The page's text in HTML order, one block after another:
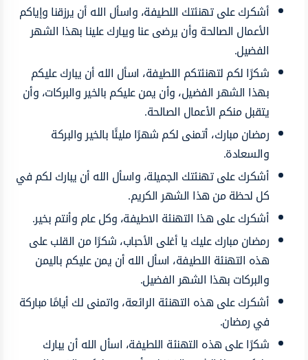
أشكرك على تهنئتك اللطيفة، واسأل الله أن يرزقنا وإياكم
الأعمال الصالحة وأن يرضى عنا ويبارك علينا بهذا الشهر
الفضيل.
شكرًا لكم لتهنئتكم اللطيفة، اسأل الله أن يبارك عليكم
بهذا الشهر الفضيل، وأن يمن عليكم بالخير والبركات، وأن
يتقبل منكم الأعمال الصالحة.
رمضان مبارك، أتمنى لكم شهرًا مليئًا بالخير والبركة
والسعادة.
أشكرك على تهنئتك الجميلة، واسأل الله أن يبارك لكم في
كل لحظة من هذا الشهر الكريم.
أشكرك على هذا التهنئة الاطيفة، وكل عام وأنتم بخير.
رمضان مبارك عليك يا أغلى الأحباب، شكرًا من القلب على
هذه التهنئة اللطيفة، اسأل الله أن يمن عليكم باليمن
والبركات بهذا الشهر الفضيل.
أشكرك على هذه التهنئة الرائعة، واتمنى لك أيامًا مباركة
في رمضان.
شكرًا على هذه التهنئة اللطيفة، اسأل الله أن يبارك